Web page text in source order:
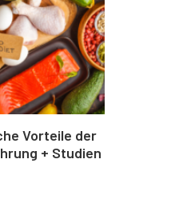
Vorteile der
+ Studien